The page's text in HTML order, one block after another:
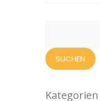
Kategorien